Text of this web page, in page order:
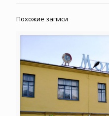
Похожие записи